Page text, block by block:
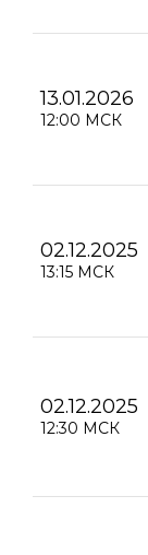
13.01.2026
12:00 МСК
02.12.2025
13:15 МСК
02.12.2025
12:30 МСК